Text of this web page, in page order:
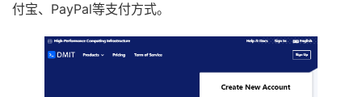
付宝、PayPal等支付方式。